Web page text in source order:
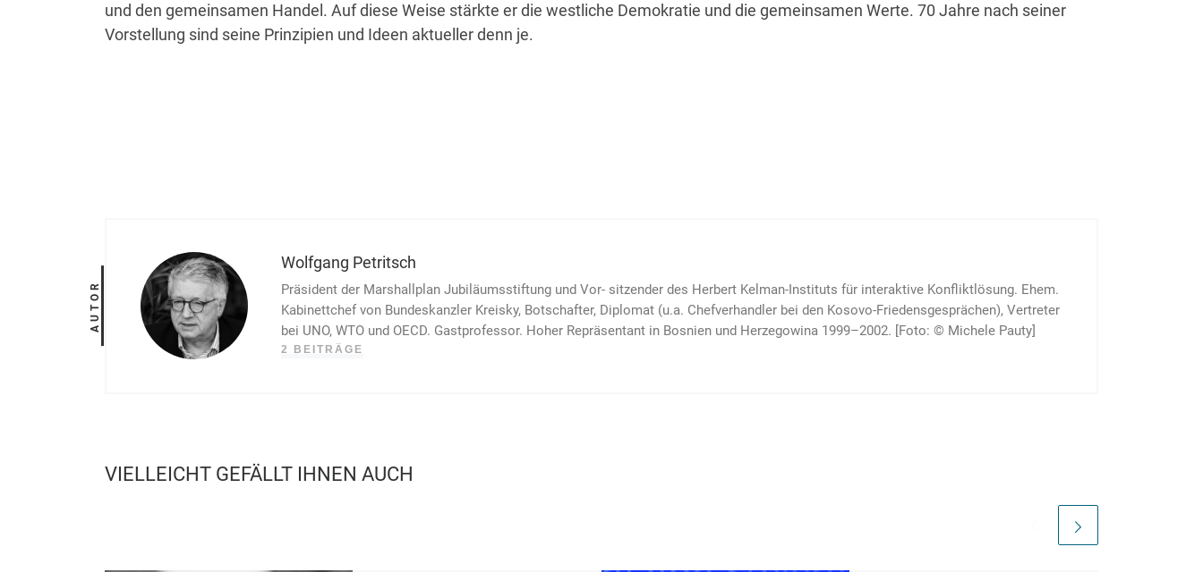
und den gemeinsamen Handel. Auf diese Weise stärkte er die westliche Demokratie und die gemeinsamen Werte. 70 Jahre nach seiner
Vorstellung sind seine Prinzipien und Ideen aktueller denn je.
AUTOR
Wolfgang Petritsch
Präsident der Marshallplan Jubiläumsstiftung und Vor- sitzender des Herbert Kelman-Instituts für interaktive Konfliktlösung. Ehem.
Kabinettchef von Bundeskanzler Kreisky, Botschafter, Diplomat (u.a. Chefverhandler bei den Kosovo-Friedensgesprächen), Vertreter
bei UNO, WTO und OECD. Gastprofessor. Hoher Repräsentant in Bosnien und Herzegowina 1999–2002. [Foto: © Michele Pauty]
2 BEITRÄGE
VIELLEICHT GEFÄLLT IHNEN AUCH